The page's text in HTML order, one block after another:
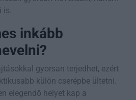
is.
inkább
gyorsan terjedhet, ezért
külön cserépbe ültetni.
elegendő helyet kap a